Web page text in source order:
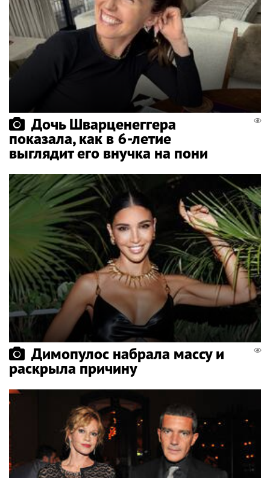
Дочь Шварценеггера
показала, как в 6-летие
выглядит его внучка на пони
Димопулос набрала массу и
раскрыла причину